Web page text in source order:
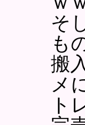
そ
も
搬
メ
ト